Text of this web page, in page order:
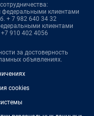
клиентами
+ 7 982 640 34 32
клиентами
+7 910 402 4056
за достоверность
объявлениях.
cookies